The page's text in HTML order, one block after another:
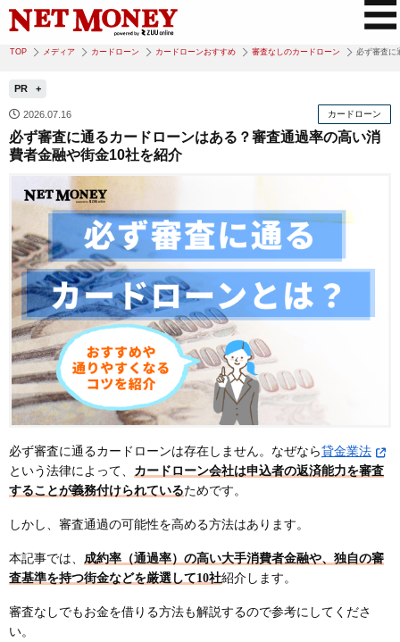
TOP メディア カードローン カードローンおすすめ 審査なしのカードローン 必ず審査に
PR
2026.07.16 カードローン
必ず審査に通るカードローンはある？審査通過率の高い消
費者金融や街金10社を紹介
必ず審査に通るカードローンは存在しません。なぜなら貸金業法
という法律によって、 カードローン会社は申込者の返済能力を審査
することが義務付けられているためです。
しかし、審査通過の可能性を高める方法はあります。
本記事では、 成約率（通過率）の高い大手消費者金融や、独自の審
査基準を持つ街金などを厳選して10社紹介します。
審査なしでもお金を借りる方法も解説するので参考にしてくださ
い。